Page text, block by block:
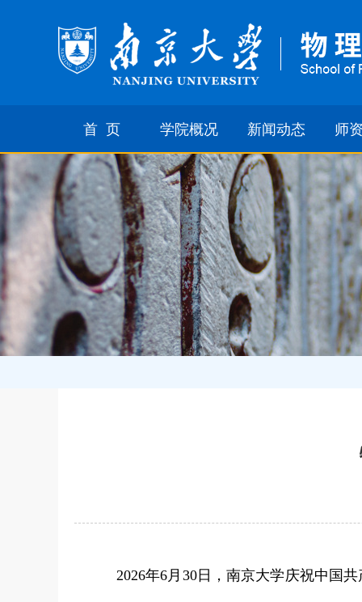
首 页 学院概况
学院简介
科系设置
委员会
职能部门
学院标志
新闻动态
学术活动
新闻动态
通知公告
出境公示
简报
师
杰
全
学术
专业型
离
2026年6月30日，南京大学庆祝中国